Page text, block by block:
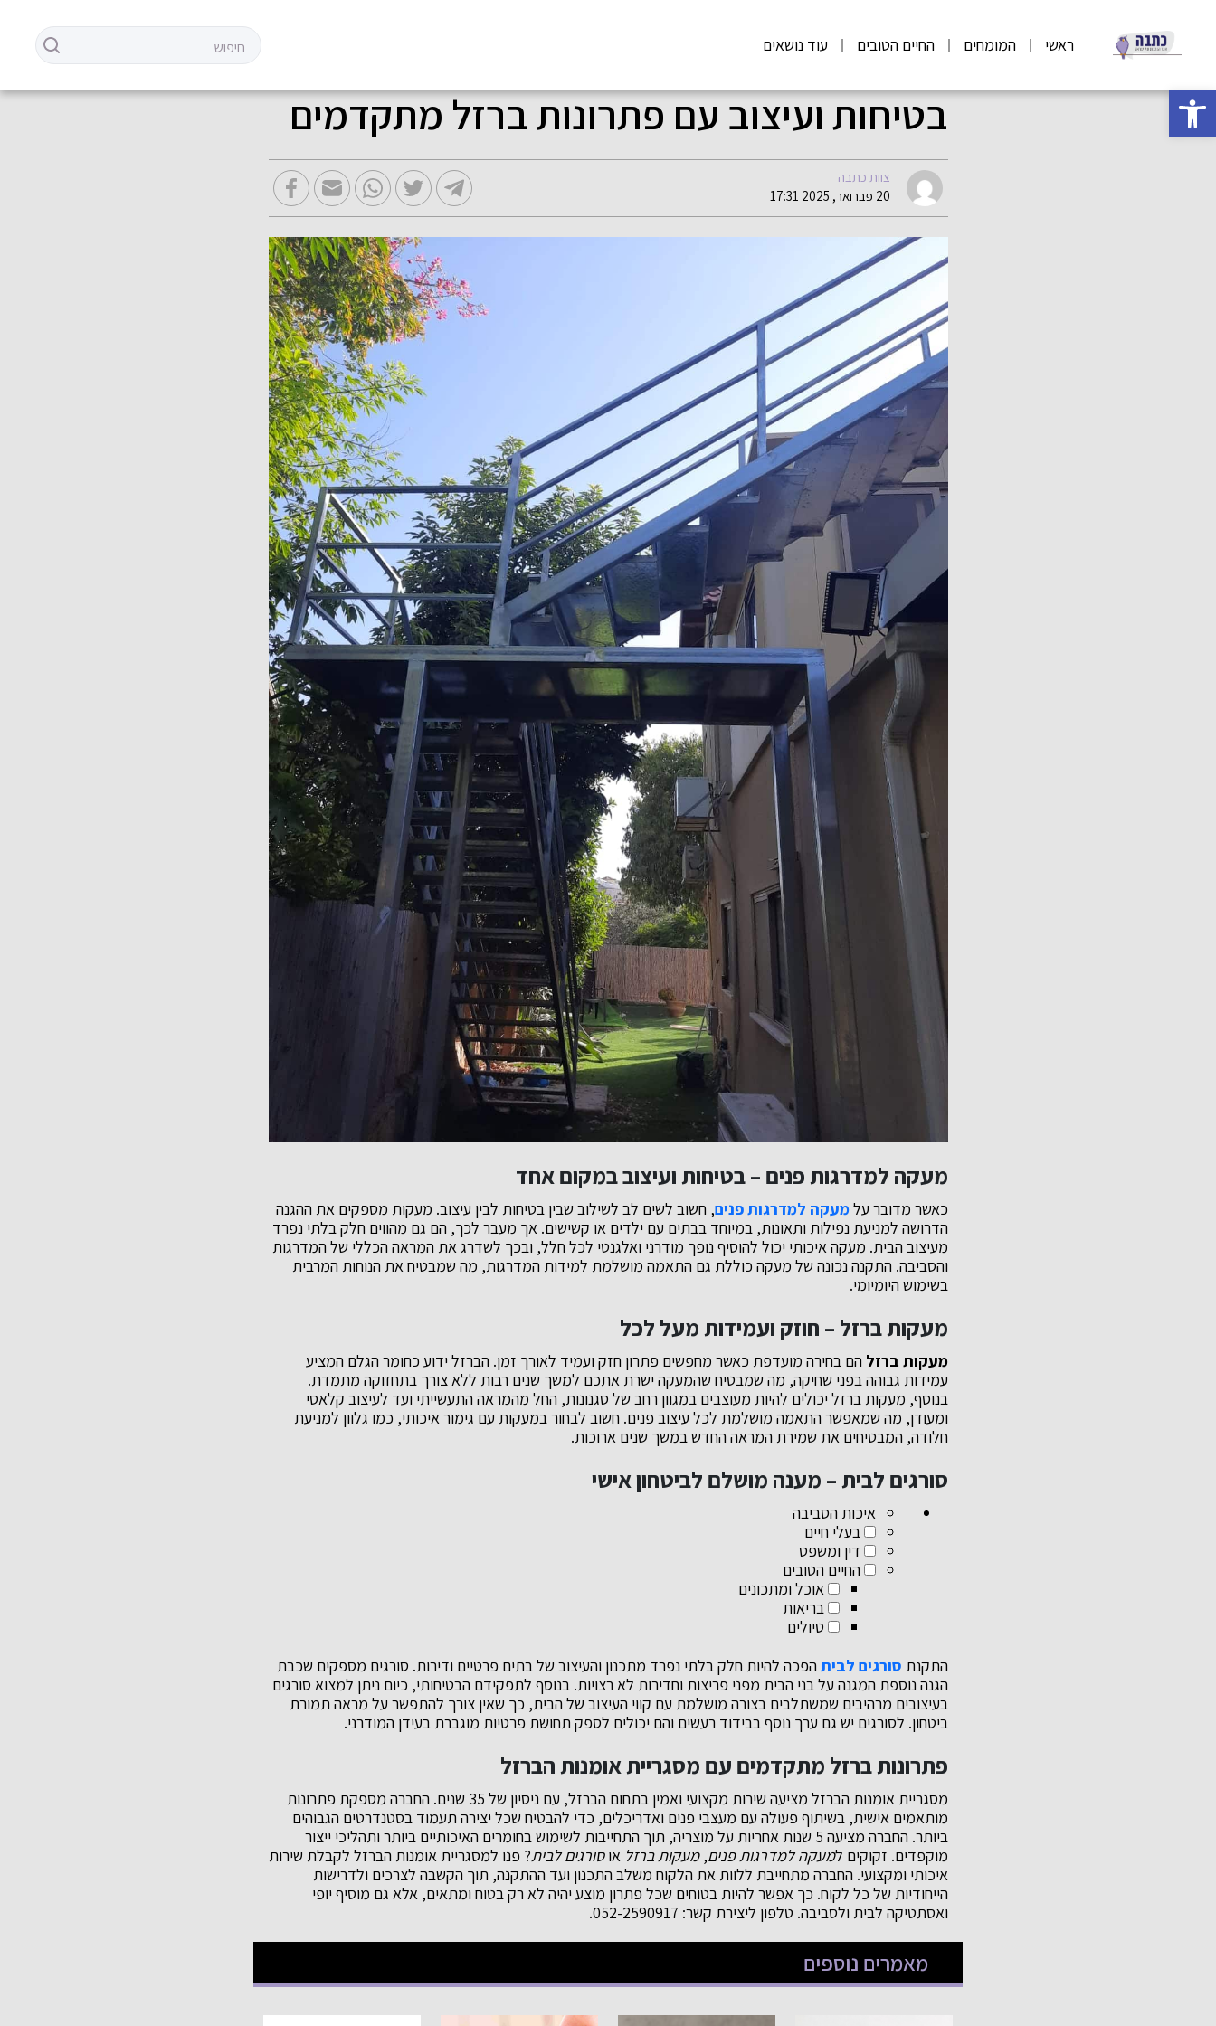
פתח סרגל נגישות
ראשי המומחים החיים הטובים עוד נושאים
בטיחות ועיצוב עם פתרונות ברזל מתקדמים
צוות כתבה
20 פברואר, 2025 17:31
מעקה למדרגות פנים – בטיחות ועיצוב במקום אחד
כאשר מדובר עלמעקה למדרגות פנים, חשוב לשים לב לשילוב שבין בטיחות לבין עיצוב. מעקות מספקים את ההגנה
הדרושה למניעת נפילות ותאונות, במיוחד בבתים עם ילדים או קשישים. אך מעבר לכך, הם גם מהווים חלק בלתי נפרד
מעיצוב הבית. מעקה איכותי יכול להוסיף נופך מודרני ואלגנטי לכל חלל, ובכך לשדרג את המראה הכללי של המדרגות
והסביבה. התקנה נכונה של מעקה כוללת גם התאמה מושלמת למידות המדרגות, מה שמבטיח את הנוחות המרבית
בשימוש היומיומי.
מעקות ברזל – חוזק ועמידות מעל לכל
מעקות ברזל הם בחירה מועדפת כאשר מחפשים פתרון חזק ועמיד לאורך זמן. הברזל ידוע כחומר הגלם המציע
עמידות גבוהה בפני שחיקה, מה שמבטיח שהמעקה ישרת אתכם למשך שנים רבות ללא צורך בתחזוקה מתמדת.
בנוסף, מעקות ברזל יכולים להיות מעוצבים במגוון רחב של סגנונות, החל מהמראה התעשייתי ועד לעיצוב קלאסי
ומעודן, מה שמאפשר התאמה מושלמת לכל עיצוב פנים. חשוב לבחור במעקות עם גימור איכותי, כמו גלוון למניעת
חלודה, המבטיחים את שמירת המראה החדש במשך שנים ארוכות.
סורגים לבית – מענה מושלם לביטחון אישי
איכות הסביבה
בעלי חיים
דין ומשפט
החיים הטובים
אוכל ומתכונים
בריאות
טיולים
התקנת סורגים לביתהפכה להיות חלק בלתי נפרד מתכנון והעיצוב של בתים פרטיים ודירות. סורגים מספקים שכבת
הגנה נוספת המגנה על בני הבית מפני פריצות וחדירות לא רצויות. בנוסף לתפקידם הבטיחותי, כיום ניתן למצוא סורגים
בעיצובים מרהיבים שמשתלבים בצורה מושלמת עם קווי העיצוב של הבית, כך שאין צורך להתפשר על מראה תמורת
ביטחון. לסורגים יש גם ערך נוסף בבידוד רעשים והם יכולים לספק תחושת פרטיות מוגברת בעידן המודרני.
פתרונות ברזל מתקדמים עם מסגריית אומנות הברזל
מסגריית אומנות הברזל מציעה שירות מקצועי ואמין בתחום הברזל, עם ניסיון של 35 שנים. החברה מספקת פתרונות
מותאמים אישית, בשיתוף פעולה עם מעצבי פנים ואדריכלים, כדי להבטיח שכל יצירה תעמוד בסטנדרטים הגבוהים
ביותר. החברה מציעה 5 שנות אחריות על מוצריה, תוך התחייבות לשימוש בחומרים האיכותיים ביותר ותהליכי ייצור
מוקפדים. זקוקים למעקה למדרגות פנים,מעקות ברזל אוסורגים לבית? פנו למסגריית אומנות הברזל לקבלת שירות
איכותי ומקצועי. החברה מתחייבת ללוות את הלקוח משלב התכנון ועד ההתקנה, תוך הקשבה לצרכים ולדרישות
הייחודיות של כל לקוח. כך אפשר להיות בטוחים שכל פתרון מוצע יהיה לא רק בטוח ומתאים, אלא גם מוסיף יופי
ואסתטיקה לבית ולסביבה. טלפון ליצירת קשר: 052-2590917.
מאמרים נוספים